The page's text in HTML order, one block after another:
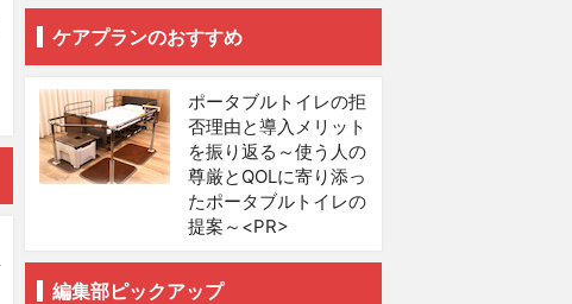
ケアプランのおすすめ
ポータブルトイレの拒
否理由と導入メリット
を振り返る～使う人の
尊厳とQOLに寄り添っ
たポータブルトイレの
提案～<PR>
編集部ピックアップ